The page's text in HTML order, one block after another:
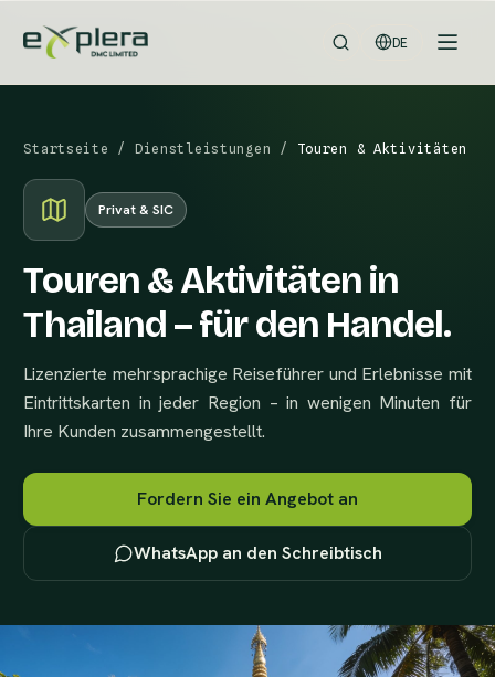
DE
Startseite / Dienstleistungen / Touren & Aktivitäten
Privat & SIC
Touren & Aktivitäten in
Thailand – für den Handel.
Lizenzierte mehrsprachige Reiseführer und Erlebnisse mit
Eintrittskarten in jeder Region – in wenigen Minuten für
Ihre Kunden zusammengestellt.
Fordern Sie ein Angebot an
WhatsApp an den Schreibtisch